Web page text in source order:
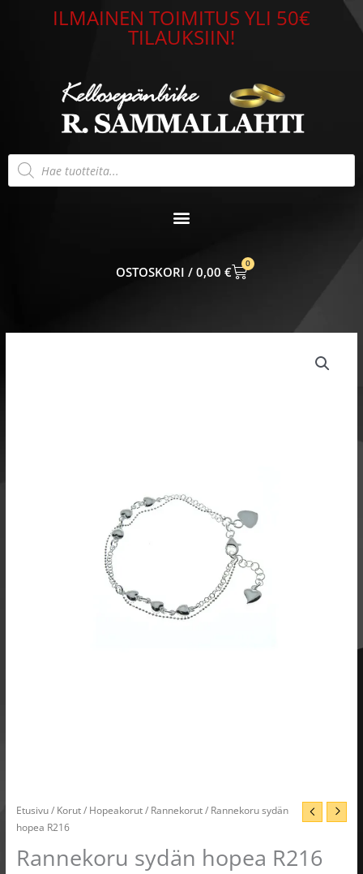
ILMAINEN TOIMITUS YLI 50€
TILAUKSIIN!
Products
search
0,00 €
0
CART
Etusivu/ Korut/ Hopeakorut/ Rannekorut/ Rannekoru sydän
hopea R216
Rannekoru sydän hopea R216